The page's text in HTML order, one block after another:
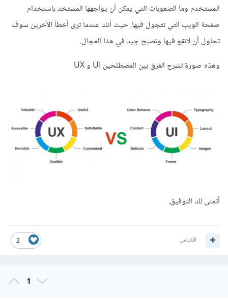
المستخدم وما الصعوبات التي يمكن أن يواجهها المستخد باستخدام
صفحة الويب التي تتجول فيها. حيث أنك عندما ترى أخطأ الأخرين سوف
تحاول أن لاتقع فيها وتصبح جيد في هذا المجال.
وهذه صورة تشرح الفرق بين المصطلحين UI و UX
أتمنى لك التوفيق.
2 اقتباس
1